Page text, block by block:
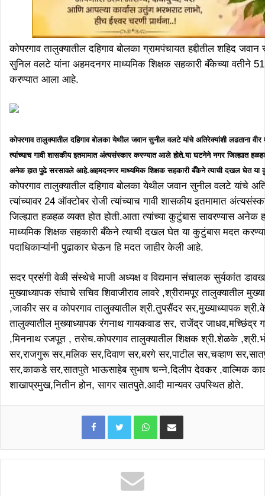
कोपरगाव तालुक्यातील दहिगाव बोलका ग्रामपंचायत हद्दीतील शहिद
सुनिल वलटे यांना अहमदनगर माध्यमिक शिक्षक सहकारी बॅंकेच्या वतीने
करण्यात आला आहे.
कोपरगाव तालुक्यातील दहिगाव बोलका येथील जवान सुनील वलटे यांचे अतिरेक्यांशी लढताना
त्यांच्याच गावी शासकीय इतमामात अंत्यसंस्कार करण्यात आले होते.या घटनेने नगर जिल्ह्यात
अनेक हात पुढे सरसावले आहे.अहमदनगर माध्यमिक शिक्षक सहकारी बँकेने त्याची दखल घेत या
कोपरगाव तालुक्यातील दहिगाव बोलका येथील जवान सुनील वलटे यांचे
त्यांच्यावर 24 ऑक्टोबर रोजी त्यांच्याच गावी शासकीय इतमामात
जिल्ह्यात हळहळ व्यक्त होत होती.आता त्यांच्या कुटुंबास सावरण्यास
माध्यमिक शिक्षक सहकारी बँकेने त्याची दखल घेत या कुटुंबास मदत
पदाधिकाऱ्यांनी पुढाकार घेऊन हि मदत जाहीर केली आहे.
सदर प्रसंगी वेळी संस्थेचे माजी अध्यक्ष व विद्यमान संचालक सुर्यकांत
मुख्याध्यापक संघाचे सचिव शिवाजीराव लावरे ,श्रीरामपूर तालुक्यातील
,जाकीर सर व कोपरगाव तालुक्यातील श्री.तुपसैंदर सर,मुख्याध्यापक
तालुक्यातील मुख्याध्यापक रंगनाथ गायकवाड सर, राजेंद्र जाधव,मच्छिंद्र
,मिननाथ रजपूत , तसेच.कोपरगाव तालुक्यातील शिक्षक श्री.शेळके
सर,राजगुरू सर,मलिक सर,दिवाण सर,बरगे सर,पाटील सर,चव्हाण
सर,काकडे सर,सातपुते भाऊसाहेब सुभाष चन्ने,दिलीप देवकर ,वाल्मिक
शाखाप्रमुख,नितीन होन, सागर सातपुते.आदी मान्यवर उपस्थित होते.
WhatsAppShare via Email